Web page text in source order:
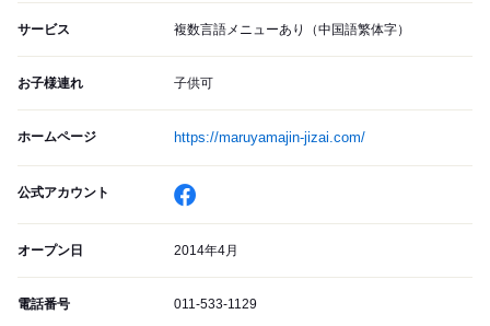
サービス 複数言語メニューあり（中国語繁体字）
お子様連れ 子供可
ホームページ https://maruyamajin-jizai.com/
公式アカウント
オープン日 2014年4月
電話番号 011-533-1129